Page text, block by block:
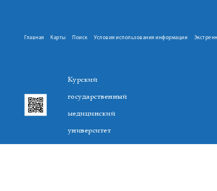
Главная Карты Поиск Условия использования информации
Курский
государственный
медицинский
университет